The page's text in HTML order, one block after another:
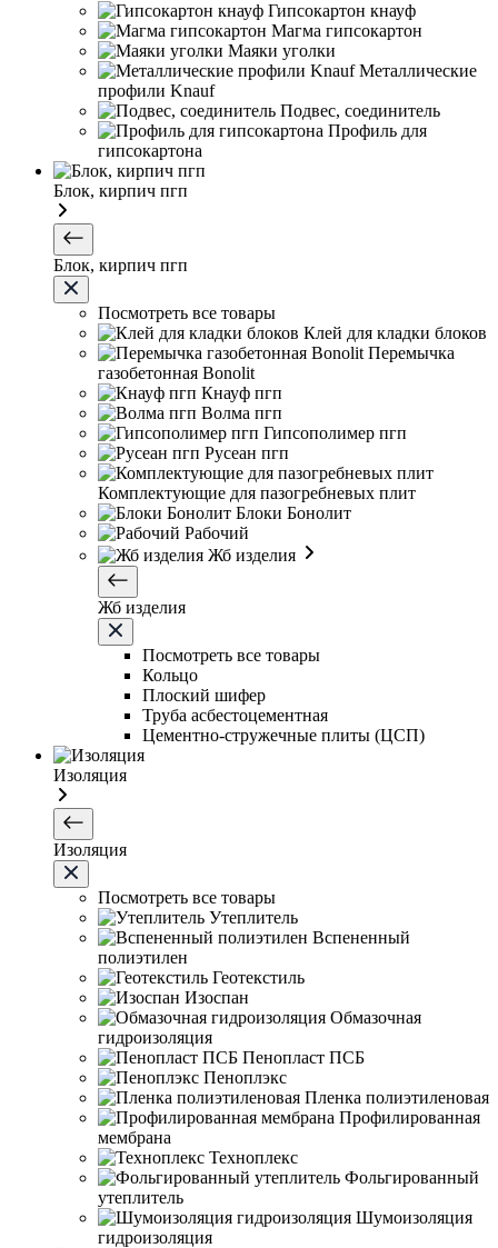
Гипсокартон кнауф
Магма гипсокартон
Маяки уголки
Металлические
профили Knauf
Подвес, соединитель
Профиль для
гипсокартона
Блок, кирпич пгп
Блок, кирпич пгп
Посмотреть все товары
Клей для кладки блоков
Перемычка
газобетонная Bonolit
Кнауф пгп
Волма пгп
Гипсополимер пгп
Русеан пгп
Комплектующие для пазогребневых плит
Блоки Бонолит
Рабочий
Жб изделия
Жб изделия
Посмотреть все товары
Кольцо
Плоский шифер
Труба асбестоцементная
Цементно-стружечные плиты (ЦСП)
Изоляция
Изоляция
Посмотреть все товары
Утеплитель
Вспененный
полиэтилен
Геотекстиль
Изоспан
Обмазочная
гидроизоляция
Пенопласт ПСБ
Пеноплэкс
Пленка полиэтиленовая
Профилированная
мембрана
Техноплекс
Фольгированный
утеплитель
Шумоизоляция
гидроизоляция